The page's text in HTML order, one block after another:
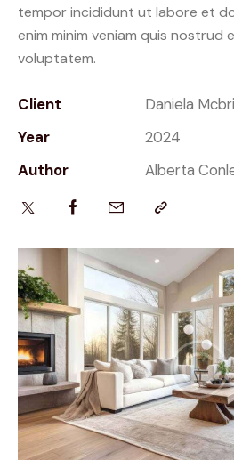
tempor incididunt ut labore et
enim minim veniam quis nostrud
voluptatem.
Client
Daniela
Year
2024
Author
Alberta